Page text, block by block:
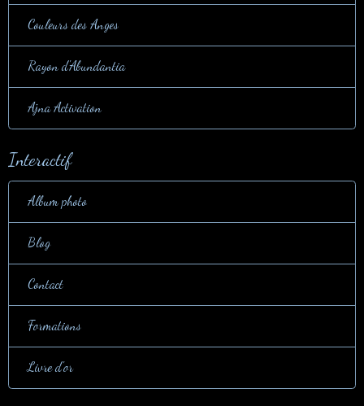
Couleurs des Anges
Rayon d'Abundantia
Ajna Activation
Interactif
Album photo
Blog
Contact
Formations
Livre d'or